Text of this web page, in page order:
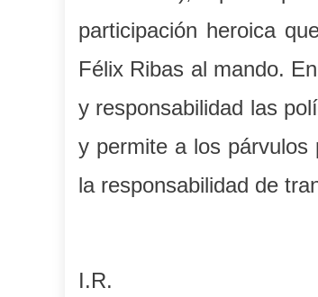
participación heroica
Félix Ribas al mando.
y responsabilidad las
y permite a los párvulos
la responsabilidad de
I.R.